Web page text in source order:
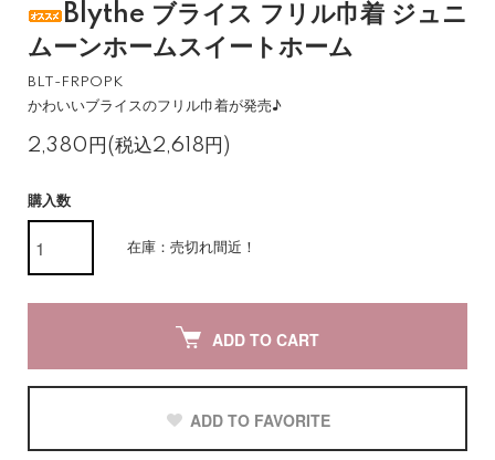
Blythe ブライス フリル巾着 ジュニ
ムーンホームスイートホーム
BLT-FRPOPK
かわいいブライスのフリル巾着が発売♪
2,380円(税込2,618円)
購入数
在庫：売切れ間近！
ADD TO CART
ADD TO FAVORITE